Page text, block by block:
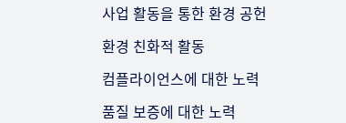
사업 활동을 통한 환경 공헌
환경 친화적 활동
컴플라이언스에 대한 노력
품질 보증에 대한 노력